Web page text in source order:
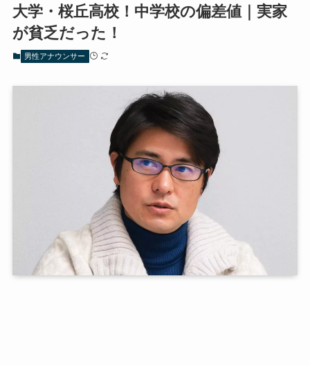
大学・桜丘高校！中学校の偏差値｜実家
が貧乏だった！
男性アナウンサー